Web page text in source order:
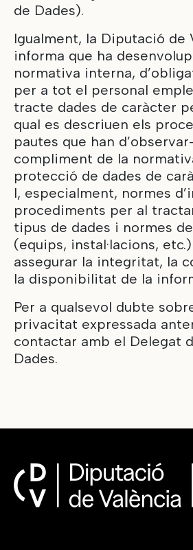
de Dades).
Igualment, la Diputació de
informa que ha
normativa interna,
per a tot el personal
tracte dades de caràcter
qual es descriuen els
pautes que han
compliment de la
protecció de dades de
I, especialment, normes
procediments per al
tipus de dades i normes
(equips, instal·lacions,
assegurar la integritat, la
la disponibilitat de la
Per a qualsevol dubte
privacitat expressada
contactar amb el Delegat
Dades.